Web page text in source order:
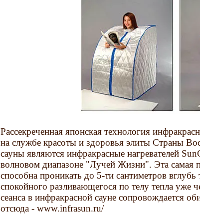
Рассекреченная японская технология
на службе красоты и здоровья элиты Страны
сауны являются инфракрасные нагревателей
волновом диапазоне "Лучей Жизни". Эта самая
способна проникать до 5-ти сантиметров
спокойного разливающегося по телу тепла уже
сеанса в инфракрасной сауне сопровождается
отсюда - www.infrasun.ru/